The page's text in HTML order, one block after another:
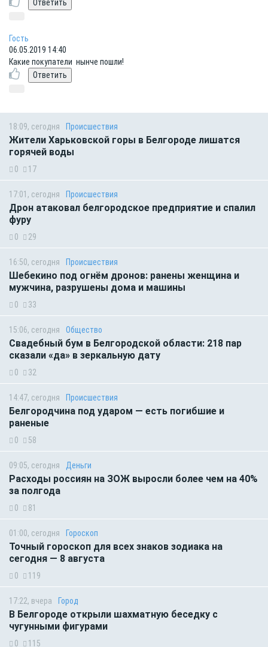
Гость
06.05.2019 14:40
Какие покупатели нынче пошли!
18:09, сегодня Происшествия
Жители Харьковской горы в Белгороде лишатся
горячей воды
0 17
17:01, сегодня Происшествия
Дрон атаковал белгородское предприятие и спалил
фуру
0 29
16:50, сегодня Происшествия
Шебекино под огнём дронов: ранены женщина и
мужчина, разрушены дома и машины
0 33
15:06, сегодня Общество
Свадебный бум в Белгородской области: 218 пар
сказали «да» в зеркальную дату
0 32
14:47, сегодня Происшествия
Белгородчина под ударом — есть погибшие и
раненые
0 58
09:05, сегодня Деньги
Расходы россиян на ЗОЖ выросли более чем на 40%
за полгода
0 81
01:00, сегодня Гороскоп
Точный гороскоп для всех знаков зодиака на
сегодня — 8 августа
0 119
17:22, вчера Город
В Белгороде открыли шахматную беседку с
чугунными фигурами
0 115